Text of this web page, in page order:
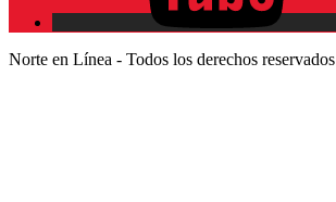
Norte en Línea - Todos los derechos reservados